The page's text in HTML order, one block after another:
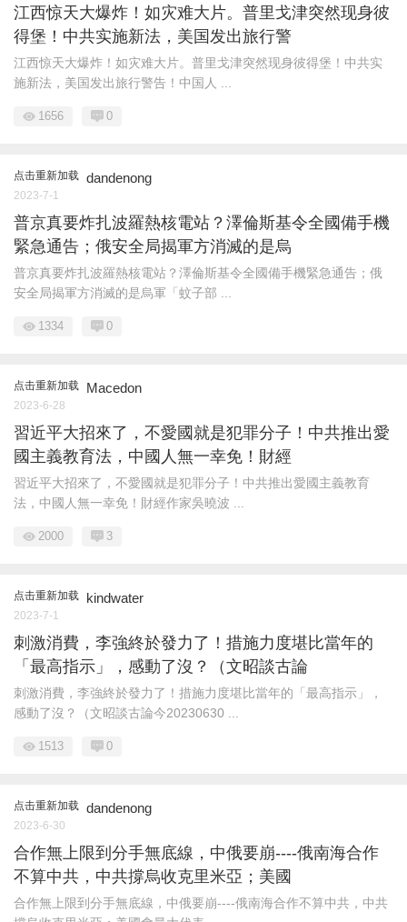
江西惊天大爆炸！如灾难大片。普里戈津突然现身彼
得堡！中共实施新法，美国发出旅行警
江西惊天大爆炸！如灾难大片。普里戈津突然现身彼得堡！中共实
施新法，美国发出旅行警告！中国人 ...
1656 0
点击重新加载 dandenong
2023-7-1
普京真要炸扎波羅熱核電站？澤倫斯基令全國備手機
緊急通告；俄安全局揭軍方消滅的是烏
普京真要炸扎波羅熱核電站？澤倫斯基令全國備手機緊急通告；俄
安全局揭軍方消滅的是烏軍「蚊子部 ...
1334 0
点击重新加载 Macedon
2023-6-28
習近平大招來了，不愛國就是犯罪分子！中共推出愛
國主義教育法，中國人無一幸免！財經
習近平大招來了，不愛國就是犯罪分子！中共推出愛國主義教育
法，中國人無一幸免！財經作家吳曉波 ...
2000 3
点击重新加载 kindwater
2023-7-1
刺激消費，李強終於發力了！措施力度堪比當年的
「最高指示」，感動了沒？（文昭談古論
刺激消費，李強終於發力了！措施力度堪比當年的「最高指示」，
感動了沒？（文昭談古論今20230630 ...
1513 0
点击重新加载 dandenong
2023-6-30
合作無上限到分手無底線，中俄要崩----俄南海合作
不算中共，中共撐烏收克里米亞；美國
合作無上限到分手無底線，中俄要崩----俄南海合作不算中共，中共